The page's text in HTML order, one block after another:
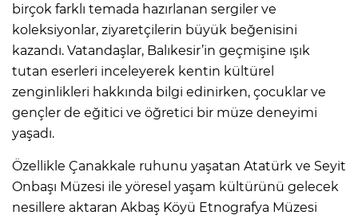
birçok farklı temada hazırlanan sergiler ve
koleksiyonlar, ziyaretçilerin büyük beğenisini
kazandı. Vatandaşlar, Balıkesir’in geçmişine ışık
tutan eserleri inceleyerek kentin kültürel
zenginlikleri hakkında bilgi edinirken, çocuklar ve
gençler de eğitici ve öğretici bir müze deneyimi
yaşadı.
Özellikle Çanakkale ruhunu yaşatan Atatürk ve Seyit
Onbaşı Müzesi ile yöresel yaşam kültürünü gelecek
nesillere aktaran Akbaş Köyü Etnografya Müzesi